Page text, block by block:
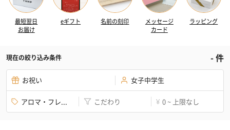
最短翌日
お届け
eギフト 名前の刻印
メッセージ
カード
ラッピング
現在の絞り込み条件 -件
お祝い 女子中学生
アロマ・フレ... こだわり ¥ 0 ~ 上限なし